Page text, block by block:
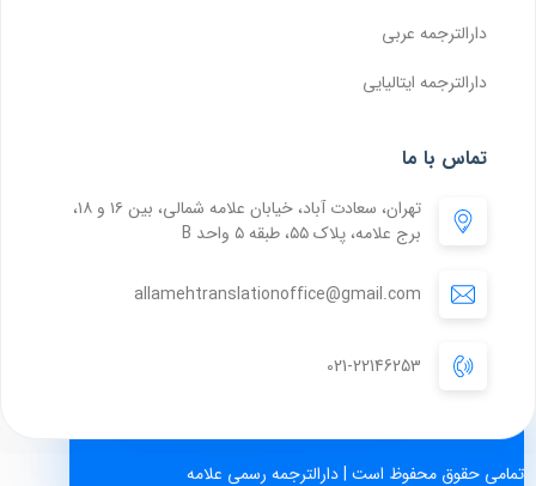
دارالترجمه عربی
دارالترجمه ایتالیایی
تماس با ما
تهران، سعادت آباد، خیابان علامه شمالی، بین ۱۶ و ۱۸،
برج علامه، پلاک ۵۵، طبقه ۵ واحد B
allamehtranslationoffice@gmail.com
021-22146253
تمامی حقوق محفوظ است | دارالترجمه رسمی علامه